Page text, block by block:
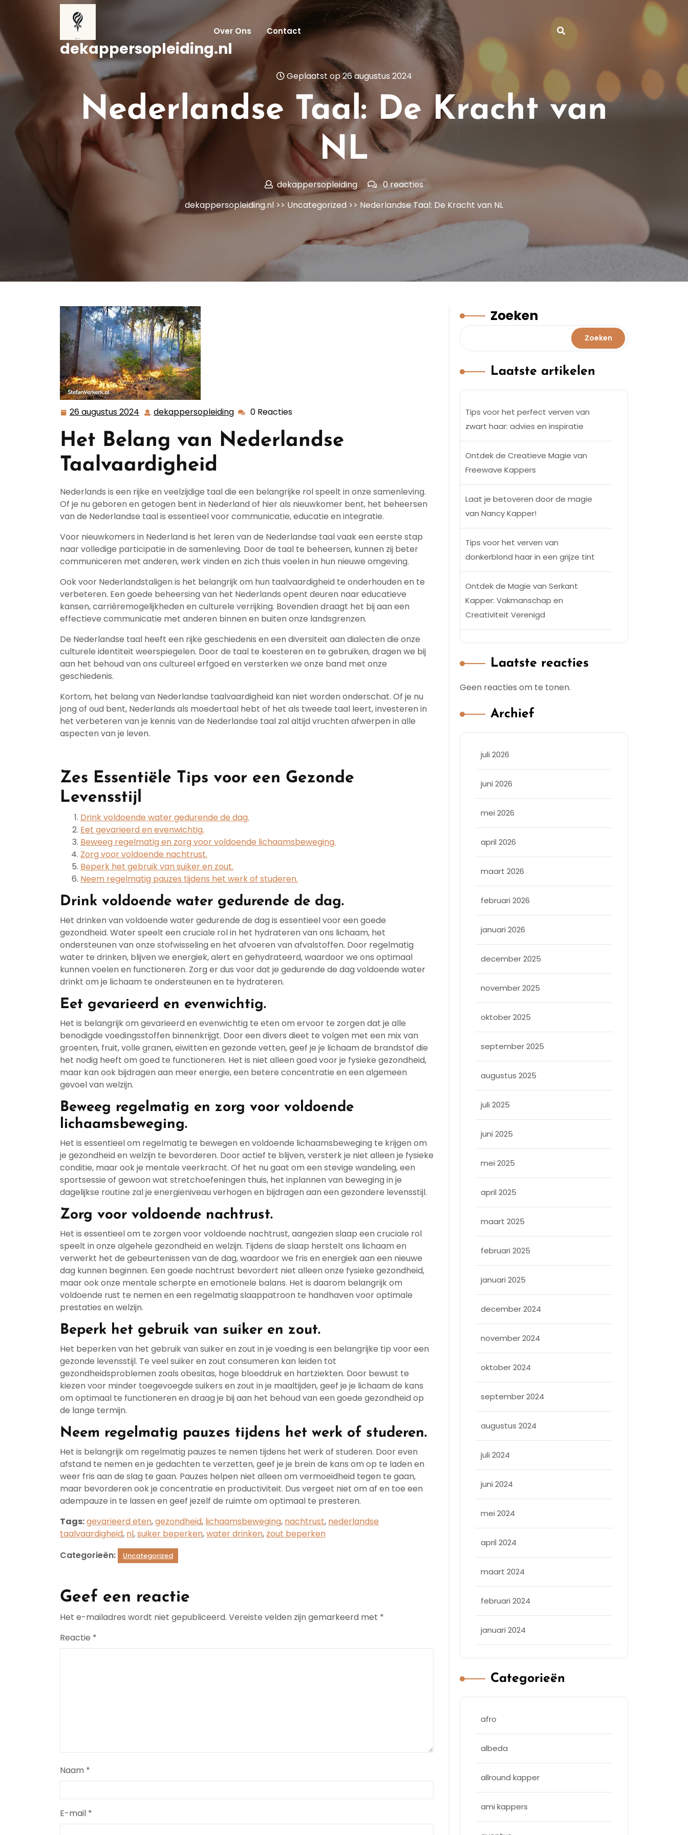
inhoud
gaan
dekappersopleiding.nl
Over Ons Contact
Geplaatst op 26 augustus 2024
Nederlandse Taal: De Kracht van
NL
dekappersopleiding
0 reacties
dekappersopleiding.nl >> Uncategorized >> Nederlandse Taal: De Kracht van NL
26 augustus 2024 26
2024
dekappersopleiding dekappersopleiding
0 Reacties
Het Belang van Nederlandse
Taalvaardigheid
Nederlands is een rijke en veelzijdige taal die een belangrijke rol speelt in onze samenleving.
Of je nu geboren en getogen bent in Nederland of hier als nieuwkomer bent, het beheersen
van de Nederlandse taal is essentieel voor communicatie, educatie en integratie.
Voor nieuwkomers in Nederland is het leren van de Nederlandse taal vaak een eerste stap
naar volledige participatie in de samenleving. Door de taal te beheersen, kunnen zij beter
communiceren met anderen, werk vinden en zich thuis voelen in hun nieuwe omgeving.
Ook voor Nederlandstaligen is het belangrijk om hun taalvaardigheid te onderhouden en te
verbeteren. Een goede beheersing van het Nederlands opent deuren naar educatieve
kansen, carrièremogelijkheden en culturele verrijking. Bovendien draagt het bij aan een
effectieve communicatie met anderen binnen en buiten onze landsgrenzen.
De Nederlandse taal heeft een rijke geschiedenis en een diversiteit aan dialecten die onze
culturele identiteit weerspiegelen. Door de taal te koesteren en te gebruiken, dragen we bij
aan het behoud van ons cultureel erfgoed en versterken we onze band met onze
geschiedenis.
Kortom, het belang van Nederlandse taalvaardigheid kan niet worden onderschat. Of je nu
jong of oud bent, Nederlands als moedertaal hebt of het als tweede taal leert, investeren in
het verbeteren van je kennis van de Nederlandse taal zal altijd vruchten afwerpen in alle
aspecten van je leven.
Zes Essentiële Tips voor een Gezonde
Levensstijl
Drink voldoende water gedurende de dag.
Eet gevarieerd en evenwichtig.
Beweeg regelmatig en zorg voor voldoende lichaamsbeweging.
Zorg voor voldoende nachtrust.
Beperk het gebruik van suiker en zout.
Neem regelmatig pauzes tijdens het werk of studeren.
Drink voldoende water gedurende de dag.
Het drinken van voldoende water gedurende de dag is essentieel voor een goede
gezondheid. Water speelt een cruciale rol in het hydrateren van ons lichaam, het
ondersteunen van onze stofwisseling en het afvoeren van afvalstoffen. Door regelmatig
water te drinken, blijven we energiek, alert en gehydrateerd, waardoor we ons optimaal
kunnen voelen en functioneren. Zorg er dus voor dat je gedurende de dag voldoende water
drinkt om je lichaam te ondersteunen en te hydrateren.
Eet gevarieerd en evenwichtig.
Het is belangrijk om gevarieerd en evenwichtig te eten om ervoor te zorgen dat je alle
benodigde voedingsstoffen binnenkrijgt. Door een divers dieet te volgen met een mix van
groenten, fruit, volle granen, eiwitten en gezonde vetten, geef je je lichaam de brandstof die
het nodig heeft om goed te functioneren. Het is niet alleen goed voor je fysieke gezondheid,
maar kan ook bijdragen aan meer energie, een betere concentratie en een algemeen
gevoel van welzijn.
Beweeg regelmatig en zorg voor voldoende
lichaamsbeweging.
Het is essentieel om regelmatig te bewegen en voldoende lichaamsbeweging te krijgen om
je gezondheid en welzijn te bevorderen. Door actief te blijven, versterk je niet alleen je fysieke
conditie, maar ook je mentale veerkracht. Of het nu gaat om een stevige wandeling, een
sportsessie of gewoon wat stretchoefeningen thuis, het inplannen van beweging in je
dagelijkse routine zal je energieniveau verhogen en bijdragen aan een gezondere levensstijl.
Zorg voor voldoende nachtrust.
Het is essentieel om te zorgen voor voldoende nachtrust, aangezien slaap een cruciale rol
speelt in onze algehele gezondheid en welzijn. Tijdens de slaap herstelt ons lichaam en
verwerkt het de gebeurtenissen van de dag, waardoor we fris en energiek aan een nieuwe
dag kunnen beginnen. Een goede nachtrust bevordert niet alleen onze fysieke gezondheid,
maar ook onze mentale scherpte en emotionele balans. Het is daarom belangrijk om
voldoende rust te nemen en een regelmatig slaappatroon te handhaven voor optimale
prestaties en welzijn.
Beperk het gebruik van suiker en zout.
Het beperken van het gebruik van suiker en zout in je voeding is een belangrijke tip voor een
gezonde levensstijl. Te veel suiker en zout consumeren kan leiden tot
gezondheidsproblemen zoals obesitas, hoge bloeddruk en hartziekten. Door bewust te
kiezen voor minder toegevoegde suikers en zout in je maaltijden, geef je je lichaam de kans
om optimaal te functioneren en draag je bij aan het behoud van een goede gezondheid op
de lange termijn.
Neem regelmatig pauzes tijdens het werk of studeren.
Het is belangrijk om regelmatig pauzes te nemen tijdens het werk of studeren. Door even
afstand te nemen en je gedachten te verzetten, geef je je brein de kans om op te laden en
weer fris aan de slag te gaan. Pauzes helpen niet alleen om vermoeidheid tegen te gaan,
maar bevorderen ook je concentratie en productiviteit. Dus vergeet niet om af en toe een
adempauze in te lassen en geef jezelf de ruimte om optimaal te presteren.
Tags:gevarieerd eten,gezondheid, lichaamsbeweging, nachtrust, nederlandse
taalvaardigheid, nl,suiker beperken,water drinken, zout beperken
Categorieën:
Uncategorized
Geef een reactie
Het e-mailadres wordt niet gepubliceerd. Vereiste velden zijn gemarkeerd met *
Reactie *
Naam *
E-mail *
Zoeken
Zoeken
Laatste artikelen
Tips voor het perfect verven van
zwart haar: advies en inspiratie
Ontdek de Creatieve Magie van
Freewave Kappers
Laat je betoveren door de magie
van Nancy Kapper!
Tips voor het verven van
donkerblond haar in een grijze tint
Ontdek de Magie van Serkant
Kapper: Vakmanschap en
Creativiteit Verenigd
Laatste reacties
Geen reacties om te tonen.
Archief
juli 2026
juni 2026
mei 2026
april 2026
maart 2026
februari 2026
januari 2026
december 2025
november 2025
oktober 2025
september 2025
augustus 2025
juli 2025
juni 2025
mei 2025
april 2025
maart 2025
februari 2025
januari 2025
december 2024
november 2024
oktober 2024
september 2024
augustus 2024
juli 2024
juni 2024
mei 2024
april 2024
maart 2024
februari 2024
januari 2024
Categorieën
afro
albeda
allround kapper
ami kappers